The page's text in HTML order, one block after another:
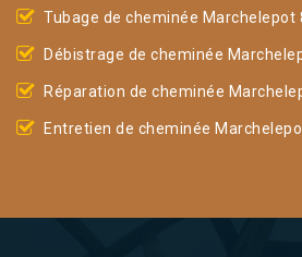
Tubage de cheminée Marchelepot
Débistrage de cheminée
Réparation de cheminée
Entretien de cheminée